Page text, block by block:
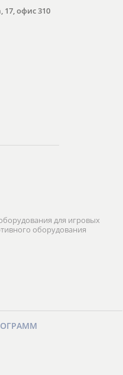
17, офис 310
для игровых
оборудования